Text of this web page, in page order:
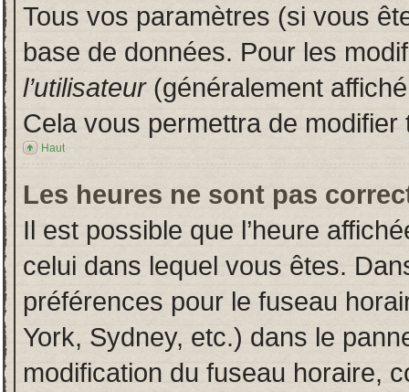
Tous vos paramètres (si vous
base de données. Pour les
l’utilisateur(généralement
Cela vous permettra de
Haut
Les heures ne sont pas
Il est possible que l’heure
celui dans lequel vous êtes.
préférences pour le fuseau
York, Sydney, etc.) dans le
modification du fuseau horaire,